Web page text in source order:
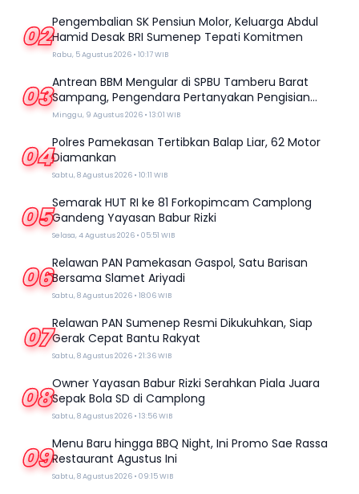
02Pengembalian SK Pensiun Molor, Keluarga Abdul
Hamid Desak BRI Sumenep Tepati Komitmen
Rabu, 5 Agustus 2026 • 10:17 WIB
03Antrean BBM Mengular di SPBU Tamberu Barat
Sampang, Pengendara Pertanyakan Pengisian
Jeriken di Tengah Kelangkaan
Minggu, 9 Agustus 2026 • 13:01 WIB
04Polres Pamekasan Tertibkan Balap Liar, 62 Motor
Diamankan
Sabtu, 8 Agustus 2026 • 10:11 WIB
05Semarak HUT RI ke 81 Forkopimcam Camplong
Gandeng Yayasan Babur Rizki
Selasa, 4 Agustus 2026 • 05:51 WIB
06Relawan PAN Pamekasan Gaspol, Satu Barisan
Bersama Slamet Ariyadi
Sabtu, 8 Agustus 2026 • 18:06 WIB
07Relawan PAN Sumenep Resmi Dikukuhkan, Siap
Gerak Cepat Bantu Rakyat
Sabtu, 8 Agustus 2026 • 21:36 WIB
08Owner Yayasan Babur Rizki Serahkan Piala Juara
Sepak Bola SD di Camplong
Sabtu, 8 Agustus 2026 • 13:56 WIB
09Menu Baru hingga BBQ Night, Ini Promo Sae Rassa
Restaurant Agustus Ini
Sabtu, 8 Agustus 2026 • 09:15 WIB